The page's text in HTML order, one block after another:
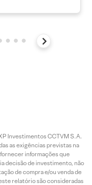
Investimentos CCTVM S.A.
as exigências previstas na
informações que
decisão de investimento, não
de compra e/ou venda de
relatório são consideradas